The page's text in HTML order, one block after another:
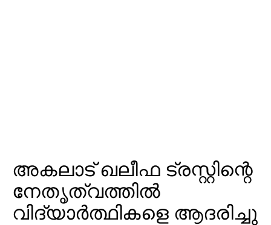
അകലാട് ഖലീഫ ട്രസ്റ്റിന്റെ
നേതൃത്വത്തില്‍
വിദ്യാര്‍ത്ഥികളെ ആദരിച്ചു